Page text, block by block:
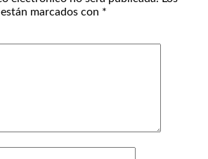
marcados con *